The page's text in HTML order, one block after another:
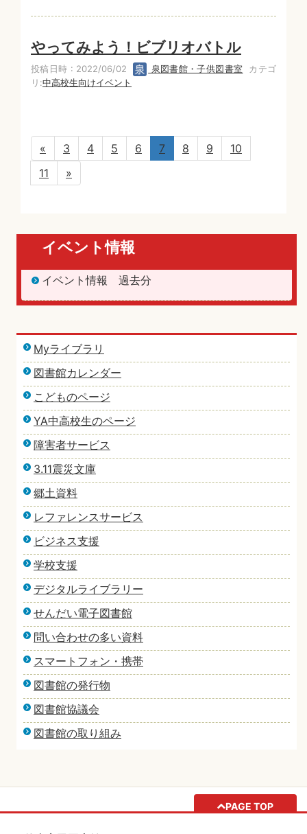
やってみよう！ビブリオバトル
投稿日時 : 2022/06/02 泉図書館・子供図書室 カテゴ
リ:中高校生向けイベント
« 3 4 5 6 7 8 9
10
11
»
イベント情報
イベント情報 過去分
Myライブラリ
図書館カレンダー
こどものページ
YA中高校生のページ
障害者サービス
3.11震災文庫
郷土資料
レファレンスサービス
ビジネス支援
学校支援
デジタルライブラリー
せんだい電子図書館
問い合わせの多い資料
スマートフォン・携帯
図書館の発行物
図書館協議会
図書館の取り組み
PAGE TOP